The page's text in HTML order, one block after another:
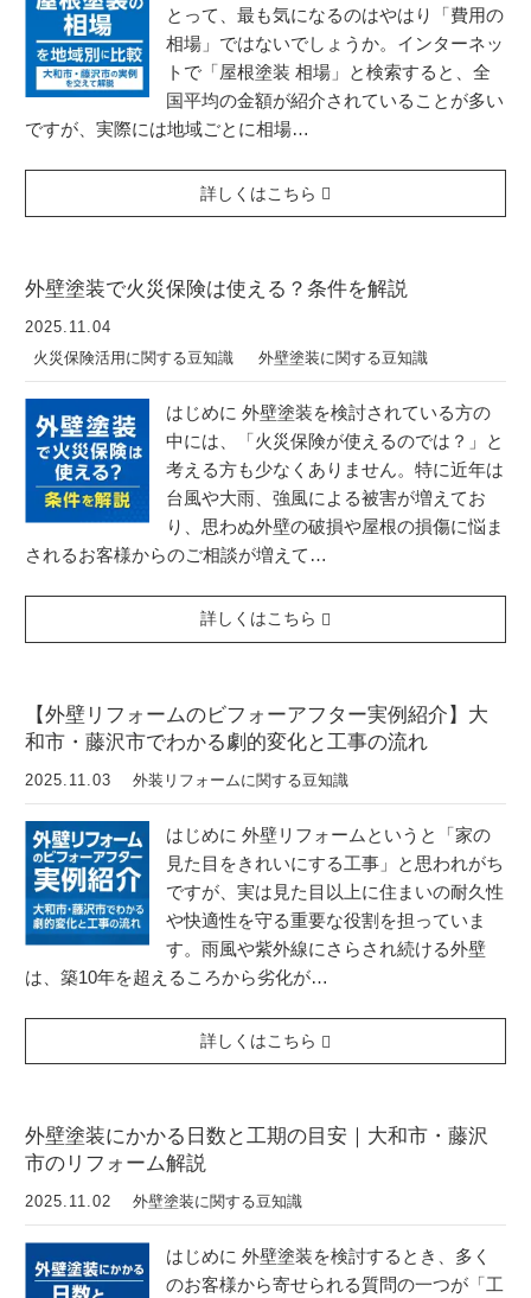
とって、最も気になるのはやはり「費用の
相場」ではないでしょうか。インターネッ
トで「屋根塗装 相場」と検索すると、全
国平均の金額が紹介されていることが多い
ですが、実際には地域ごとに相場…
詳しくはこちら
外壁塗装で火災保険は使える？条件を解説
2025.11.04
火災保険活用に関する豆知識
外壁塗装に関する豆知識
はじめに 外壁塗装を検討されている方の
中には、「火災保険が使えるのでは？」と
考える方も少なくありません。特に近年は
台風や大雨、強風による被害が増えてお
り、思わぬ外壁の破損や屋根の損傷に悩ま
されるお客様からのご相談が増えて…
詳しくはこちら
【外壁リフォームのビフォーアフター実例紹介】大
和市・藤沢市でわかる劇的変化と工事の流れ
2025.11.03 外装リフォームに関する豆知識
はじめに 外壁リフォームというと「家の
見た目をきれいにする工事」と思われがち
ですが、実は見た目以上に住まいの耐久性
や快適性を守る重要な役割を担っていま
す。雨風や紫外線にさらされ続ける外壁
は、築10年を超えるころから劣化が…
詳しくはこちら
外壁塗装にかかる日数と工期の目安｜大和市・藤沢
市のリフォーム解説
2025.11.02 外壁塗装に関する豆知識
はじめに 外壁塗装を検討するとき、多く
のお客様から寄せられる質問の一つが「工